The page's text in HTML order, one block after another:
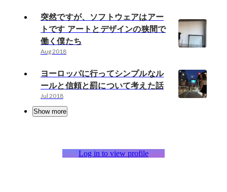
突然ですが、ソフトウェアはアー
トです アートとデザインの狭間で
働く僕たち
Aug 2018
ヨーロッパに行ってシンプルなル
ールと信頼と罰について考えた話
Jul 2018
Show more
Log in to view profile